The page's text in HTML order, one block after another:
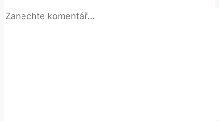
očekávat